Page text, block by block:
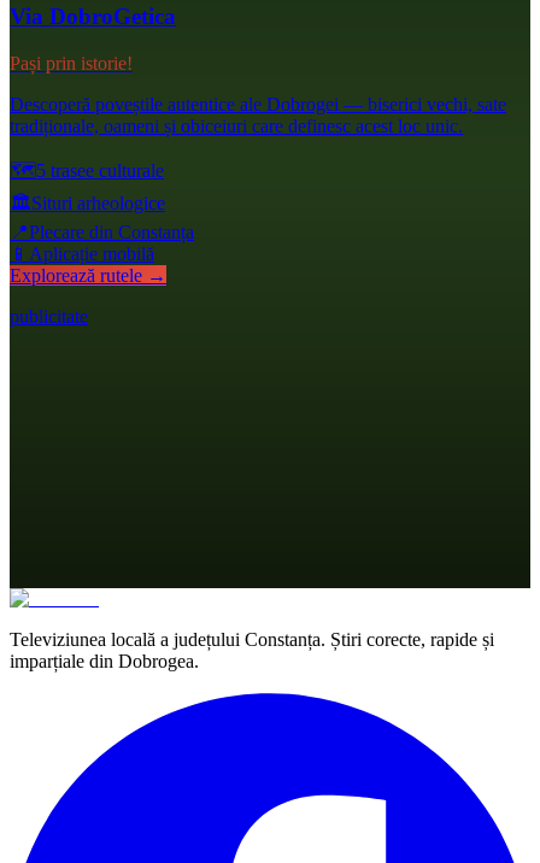
Via DobroGetica
Pași prin istorie!
Descoperă poveștile autentice ale Dobrogei — biserici vechi, sate
tradiționale, oameni și obiceiuri care definesc acest loc unic.
🗺️5 trasee culturale
🏛️Situri arheologice
📍Plecare din Constanța
📱 Aplicație mobilă
Explorează rutele →
publicitate
Televiziunea locală a județului Constanța. Știri corecte, rapide și
imparțiale din Dobrogea.